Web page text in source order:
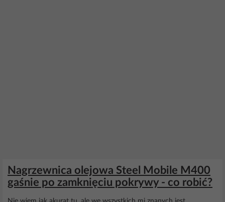
Nagrzewnica olejowa Steel Mobile M400
gaśnie po zamknięciu pokrywy - co robić?